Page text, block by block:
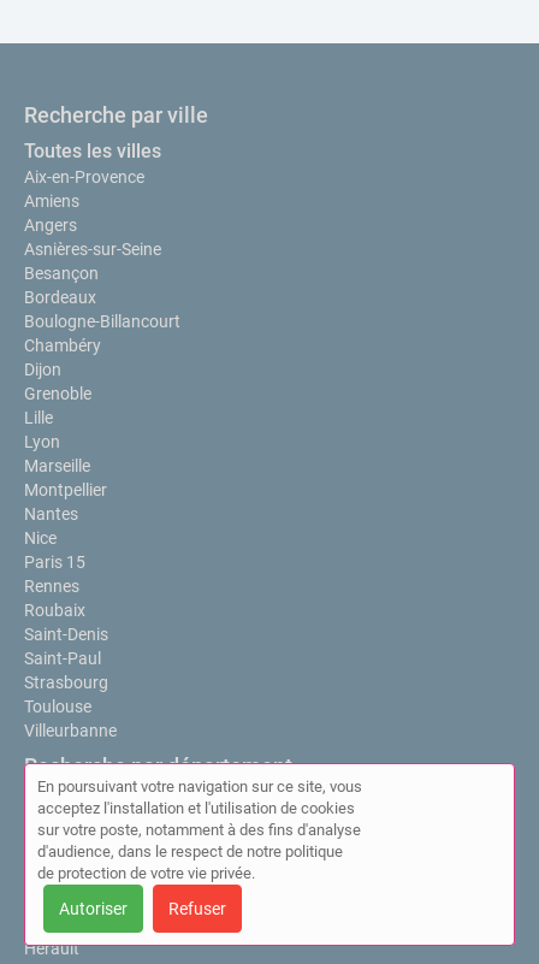
Recherche par ville
Toutes les villes
Aix-en-Provence
Amiens
Angers
Asnières-sur-Seine
Besançon
Bordeaux
Boulogne-Billancourt
Chambéry
Dijon
Grenoble
Lille
Lyon
Marseille
Montpellier
Nantes
Nice
Paris 15
Rennes
Roubaix
Saint-Denis
Saint-Paul
Strasbourg
Toulouse
Villeurbanne
Recherche par département
Tous les départements
Bas-Rhin
Bouches-du-Rhône
Gironde
Haute-Garonne
Hauts-de-Seine
Hérault
En poursuivant votre navigation sur ce site, vous
acceptez l'installation et l'utilisation de cookies
sur votre poste, notamment à des fins d'analyse
d'audience, dans le respect de notre politique
de protection de votre vie privée.
Autoriser Refuser